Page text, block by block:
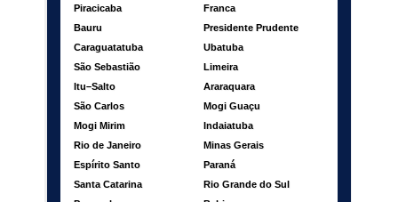
Piracicaba
Franca
Bauru
Presidente Prudente
Caraguatatuba
Ubatuba
São Sebastião
Limeira
Itu–Salto
Araraquara
São Carlos
Mogi Guaçu
Mogi Mirim
Indaiatuba
Rio de Janeiro
Minas Gerais
Espírito Santo
Paraná
Santa Catarina
Rio Grande do Sul